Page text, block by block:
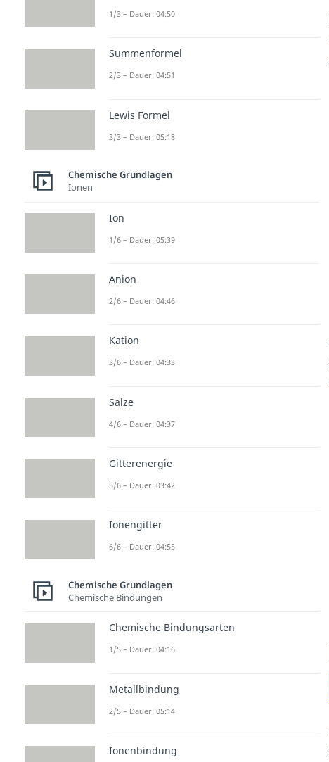
1/3 – Dauer: 04:50
Summenformel
2/3 – Dauer: 04:51
Lewis Formel
3/3 – Dauer: 05:18
Chemische Grundlagen
Ionen
Ion
1/6 – Dauer: 05:39
Anion
2/6 – Dauer: 04:46
Kation
3/6 – Dauer: 04:33
Salze
4/6 – Dauer: 04:37
Gitterenergie
5/6 – Dauer: 03:42
Ionengitter
6/6 – Dauer: 04:55
Chemische Grundlagen
Chemische Bindungen
Chemische Bindungsarten
1/5 – Dauer: 04:16
Metallbindung
2/5 – Dauer: 05:14
Ionenbindung